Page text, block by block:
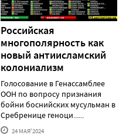
Российская
многополярность как
новый антиисламский
колониализм
Голосование в Генассамблее
ООН по вопросу признания
бойни боснийских мусульман в
Сребренице геноци......
24 МАЯ'2024